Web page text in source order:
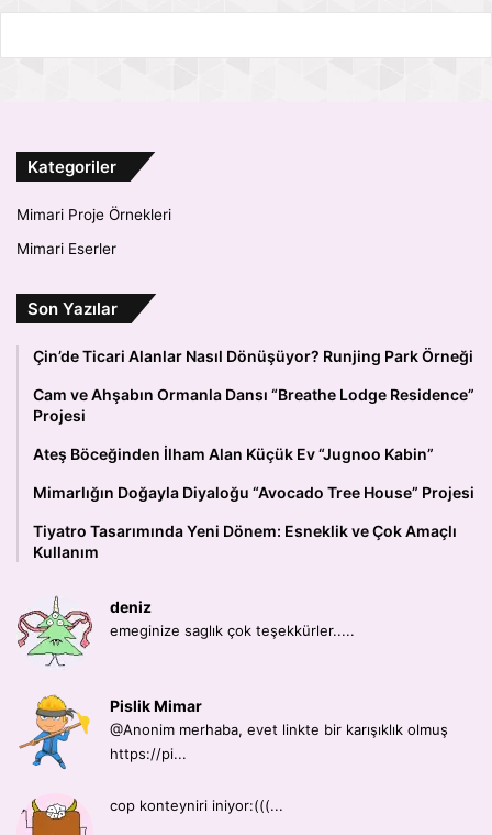
Kategoriler
Mimari Proje Örnekleri
Mimari Eserler
Son Yazılar
Çin’de Ticari Alanlar Nasıl Dönüşüyor? Runjing Park Örneği
Cam ve Ahşabın Ormanla Dansı “Breathe Lodge Residence”
Projesi
Ateş Böceğinden İlham Alan Küçük Ev “Jugnoo Kabin”
Mimarlığın Doğayla Diyaloğu “Avocado Tree House” Projesi
Tiyatro Tasarımında Yeni Dönem: Esneklik ve Çok Amaçlı
Kullanım
deniz
emeginize saglık çok teşekkürler.....
Pislik Mimar
@Anonim merhaba, evet linkte bir karışıklık olmuş
https://pi...
cop konteyniri iniyor:(((...